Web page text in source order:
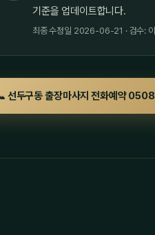
기준을 업데이트합니다.
최종 수정일 2026-06-21 · 검수:
선두구동 출장마사지 전화예약